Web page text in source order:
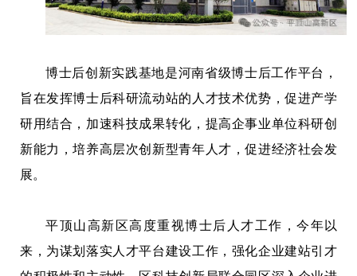
博士后创新实践基地是河南省级博士后工作平台，
旨在发挥博士后科研流动站的人才技术优势，促进产学
研用结合，加速科技成果转化，提高企事业单位科研创
新能力，培养高层次创新型青年人才，促进经济社会发
展。
平顶山高新区高度重视博士后人才工作，今年以
来，为谋划落实人才平台建设工作，强化企业建站引才